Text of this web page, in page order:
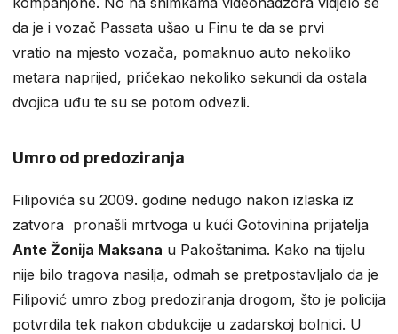
da je i vozač Passata ušao u Finu te da se prvi
vratio na mjesto vozača, pomaknuo auto nekoliko
metara naprijed, pričekao nekoliko sekundi da ostala
dvojica uđu te su se potom odvezli.
Umro od predoziranja
Filipovića su 2009. godine nedugo nakon izlaska iz
zatvora pronašli mrtvoga u kući Gotovinina prijatelja
Ante Žonija Maksana u Pakoštanima. Kako na tijelu
nije bilo tragova nasilja, odmah se pretpostavljalo da je
Filipović umro zbog predoziranja drogom, što je policija
potvrdila tek nakon obdukcije u zadarskoj bolnici. U